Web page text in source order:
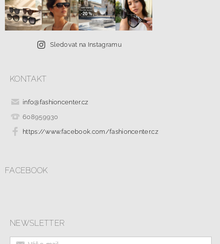
Sledovat na Instagramu
KONTAKT
info@fashioncenter.cz
608959930
https://www.facebook.com/fashioncenter.cz
FACEBOOK
NEWSLETTER